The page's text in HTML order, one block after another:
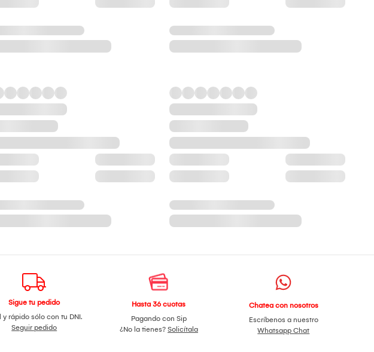
Sigue tu pedido
y rápido sólo con tu DNI.
Seguir pedido
Hasta 36 cuotas
Pagando con Sip
¿No la tienes? Solicítala
Chatea con nosotros
Escríbenos a nuestro
Whatsapp Chat